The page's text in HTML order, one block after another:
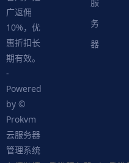
广返佣
10%，优
惠折扣长
期有效。
-
Powered
by ©
Prokvm
云服务器
管理系统
务
器